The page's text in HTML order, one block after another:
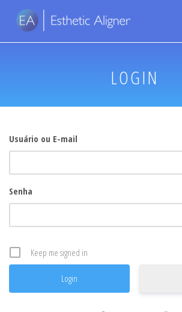
LOGIN
Usuário ou E-mail
Senha
Keep me signed in